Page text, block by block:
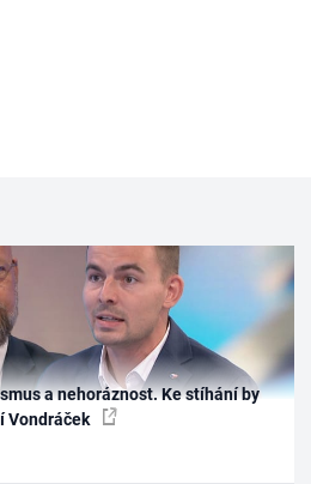
a nehoráznost. Ke stíhání by
Vondráček